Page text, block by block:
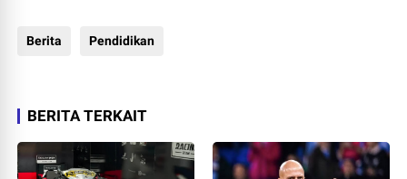
Berita Pendidikan
BERITA TERKAIT